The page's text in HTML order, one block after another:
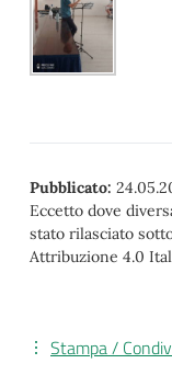
Pubblicato:
Eccetto dove
stato rilasciato
Attribuzione 4.0
Stampa /